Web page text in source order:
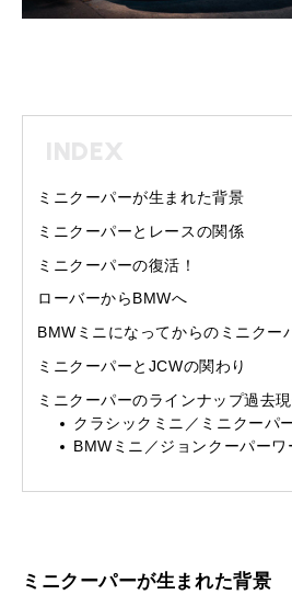
INDEX
ミニクーパーが生まれた背景
ミニクーパーとレースの関係
ミニクーパーの復活！
ローバーからBMWへ
BMWミニになってからのミニクー
ミニクーパーとJCWの関わり
ミニクーパーのラインナップ過去
クラシックミニ／ミニクーパ
BMWミニ／ジョンクーパーワ
ミニクーパーが生まれた背景